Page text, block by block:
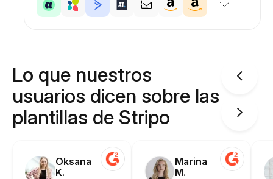
Lo que nuestros
usuarios dicen sobre las
plantillas de Stripo
Oksana
K.
Marina
M.